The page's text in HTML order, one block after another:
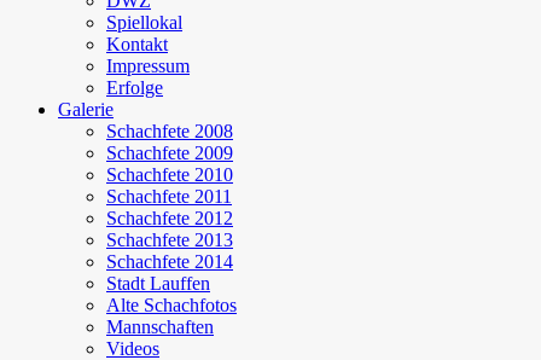
Spiellokal
Kontakt
Impressum
Erfolge
Galerie
Schachfete 2008
Schachfete 2009
Schachfete 2010
Schachfete 2011
Schachfete 2012
Schachfete 2013
Schachfete 2014
Stadt Lauffen
Alte Schachfotos
Mannschaften
Videos